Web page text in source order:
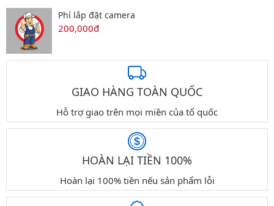
Phí lắp đặt camera
200,000đ
GIAO HÀNG TOÀN QUỐC
Hỗ trợ giao trên mọi miền của tổ quốc
HOÀN LẠI TIỀN 100%
Hoàn lại 100% tiền nếu sản phẩm lỗi